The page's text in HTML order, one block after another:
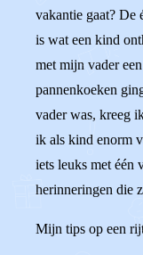
vakantie gaat? De
is wat een kind
met mijn vader
pannenkoeken
vader was, kreeg
ik als kind enorm
iets leuks met één
herinneringen die
Mijn tips op een